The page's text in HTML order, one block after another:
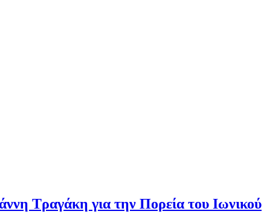
Τραγάκη για την Πορεία του Ιωνικού